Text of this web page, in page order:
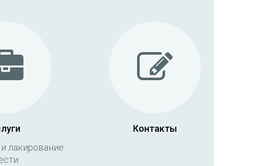
лакирование
Контакты